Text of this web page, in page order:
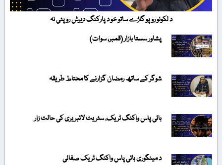
د لکونو روپو گاڑے ساتو خو د پارکنگ دیرش روپئی نہ
پشاور سستا بازار (قمبر، سوات)
شوگر کے ساتھ رمضان گزارنے کا محتاط طریقہ
بائی پاس واکنگ ٹریک، سٹریٹ لائبریری کی حالت زار
د مینگوری بائی پاس واکنگ ٹریک صفائی